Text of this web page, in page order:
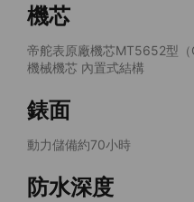
機芯
帝舵表原廠機芯MT5652型
機械機芯 內置式結構
錶面
動力儲備約70小時
防水深度